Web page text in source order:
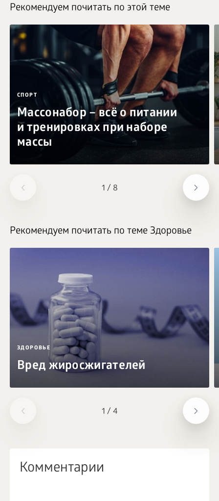
1 / 8
Рекомендуем почитать по этой теме
СПОРТ
Массонабор – всё о питании
и тренировках при наборе
массы
1 / 4
Рекомендуем почитать по теме Здоровье
ЗДОРОВЬЕ
Вред жиросжигателей
Комментарии